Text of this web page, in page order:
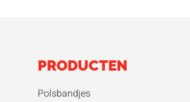
PRODUCTEN
Polsbandjes